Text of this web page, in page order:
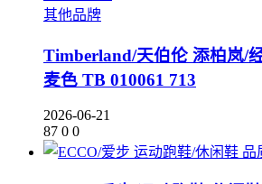
其他品牌
Timberland/天伯伦 添柏岚/
麦色 TB 010061 713
2026-06-21
87 0 0